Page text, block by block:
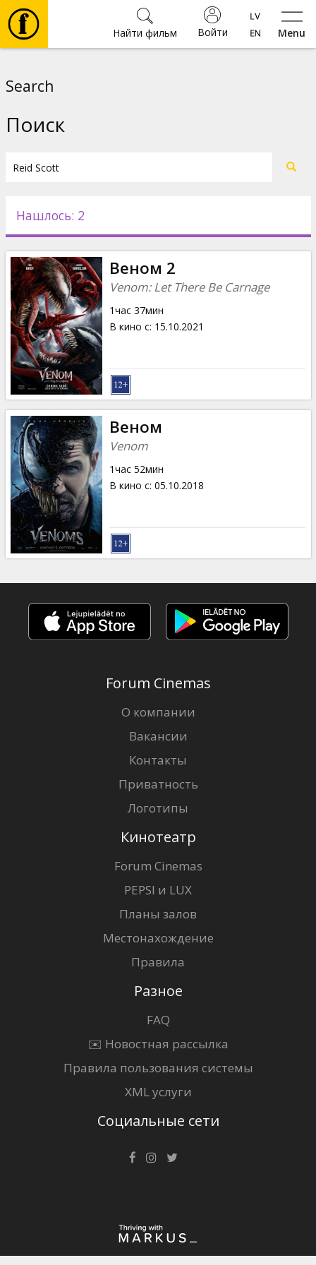
Menu
Войти
Найти фильм
Новости
Подарки
Кинозакуски
B2B
Клуб
Search
Поиск
Нашлось: 2
Веном 2
Venom: Let There Be Carnage
1час 37мин
В кино с: 15.10.2021
Веном
Venom
1час 52мин
В кино с: 05.10.2018
Forum Cinemas
О компании
Вакансии
Контакты
Приватность
Логотипы
Кинотеатр
Forum Cinemas
PEPSI и LUX
Планы залов
Местонахождение
Правила
Разное
FAQ
✉️ Новостная рассылка
Правила пользования системы
XML услуги
Социальные сети